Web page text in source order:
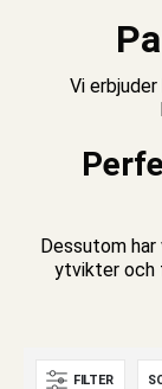
Vi
Dessutom
ytvikter och
FILTER